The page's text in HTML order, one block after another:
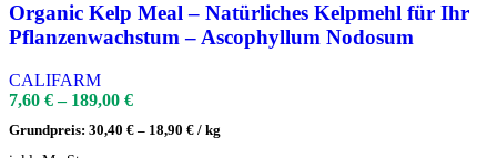
Organic Kelp Meal – Natürliches Kelpmehl für Ihr
Pflanzenwachstum – Ascophyllum Nodosum
CALIFARM
7,60 €– 189,00 €
Grundpreis: 30,40 € – 18,90 € / kg